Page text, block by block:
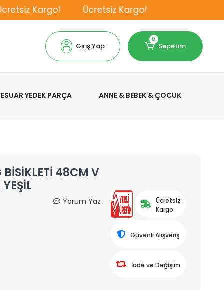
Kargo! Ücretsiz Kargo!
Giriş Yap
0
Sepetim
YEDEK PARÇA ANNE & BEBEK & ÇOCUK
BİSİKLETİ 48CM V
Yorum Yaz
Ücretsiz
Kargo
Güvenli Alışveriş
İade ve Değişim